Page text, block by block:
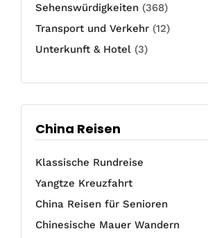
Sehenswürdigkeiten (368)
Transport und Verkehr (12)
Unterkunft & Hotel (3)
China Reisen
Klassische Rundreise
Yangtze Kreuzfahrt
China Reisen für Senioren
Chinesische Mauer Wandern